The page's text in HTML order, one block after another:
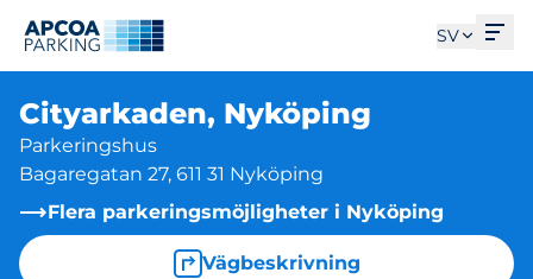
SV
Cityarkaden, Nyköping
Parkeringshus
Bagaregatan 27, 611 31 Nyköping
Flera parkeringsmöjligheter i Nyköping
Vägbeskrivning